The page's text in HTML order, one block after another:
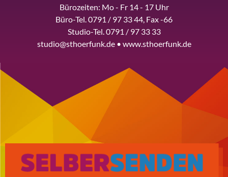
Bürozeiten: Mo - Fr 14 - 17 Uhr
Büro-Tel. 0791 / 97 33 44, Fax -66
Studio-Tel. 0791 / 97 33 33
studio@sthoerfunk.de • www.sthoerfunk.de